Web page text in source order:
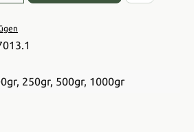
, 250gr, 500gr, 1000gr